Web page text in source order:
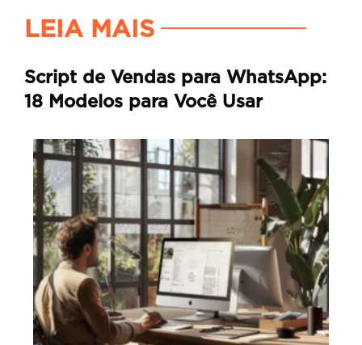
LEIA MAIS
Script de Vendas para WhatsApp:
18 Modelos para Você Usar